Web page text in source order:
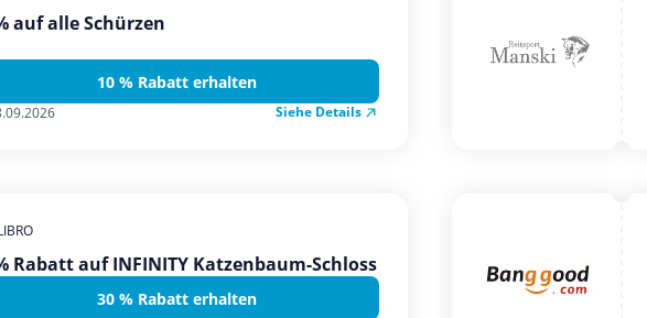
auf alle Schürzen
10 % Rabatt erhalten
Siehe Details
Rabatt auf INFINITY Katzenbaum-Schloss
30 % Rabatt erhalten